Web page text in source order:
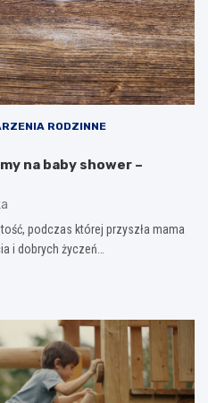
RODZINNE
na baby shower –
podczas której przyszła mama
i dobrych życzeń…